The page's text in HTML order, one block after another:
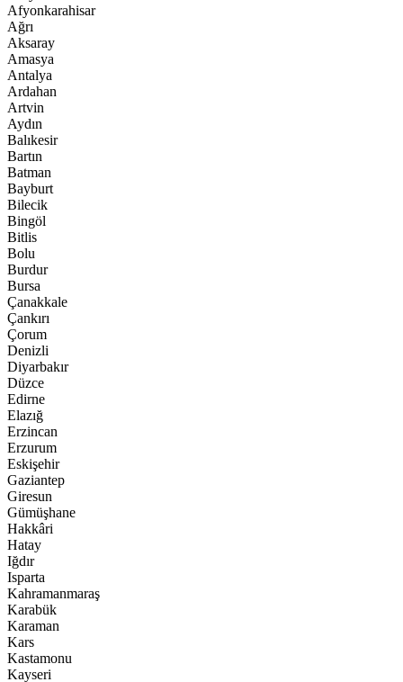
Afyonkarahisar
Ağrı
Aksaray
Amasya
Antalya
Ardahan
Artvin
Aydın
Balıkesir
Bartın
Batman
Bayburt
Bilecik
Bingöl
Bitlis
Bolu
Burdur
Bursa
Çanakkale
Çankırı
Çorum
Denizli
Diyarbakır
Düzce
Edirne
Elazığ
Erzincan
Erzurum
Eskişehir
Gaziantep
Giresun
Gümüşhane
Hakkâri
Hatay
Iğdır
Isparta
Kahramanmaraş
Karabük
Karaman
Kars
Kastamonu
Kayseri